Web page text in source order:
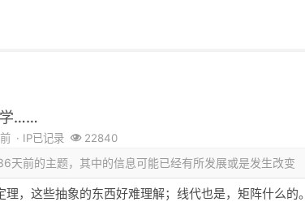
学……
· IP已记录 22840
天前的主题，其中的信息可能已经有所发展或是发生改变
理，这些抽象的东西好难理解；线代也是，矩阵什么的